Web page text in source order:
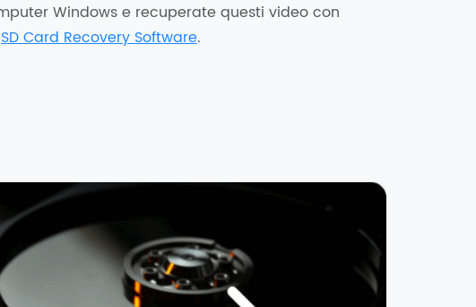
Windows e recuperate questi video con
SD Card Recovery Software.